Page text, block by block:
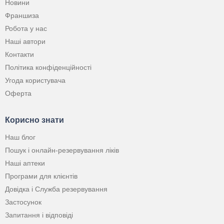
Новини
Франшиза
Робота у нас
Наші автори
Контакти
Політика конфіденційності
Угода користувача
Оферта
Корисно знати
Наш блог
Пошук і онлайн-резервування ліків
Наші аптеки
Програми для клієнтів
Довідка і Служба резервування
Застосунок
Запитання і відповіді